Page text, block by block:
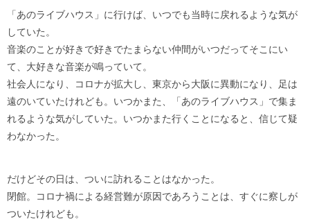
「あのライブハウス」に行けば、いつでも当時に戻れるような気が
していた。
音楽のことが好きで好きでたまらない仲間がいつだってそこにい
て、大好きな音楽が鳴っていて。
社会人になり、コロナが拡大し、東京から大阪に異動になり、足は
遠のいていたけれども。いつかまた、「あのライブハウス」で集ま
れるような気がしていた。いつかまた行くことになると、信じて疑
わなかった。
だけどその日は、ついに訪れることはなかった。
閉館。コロナ禍による経営難が原因であろうことは、すぐに察しが
ついたけれども。